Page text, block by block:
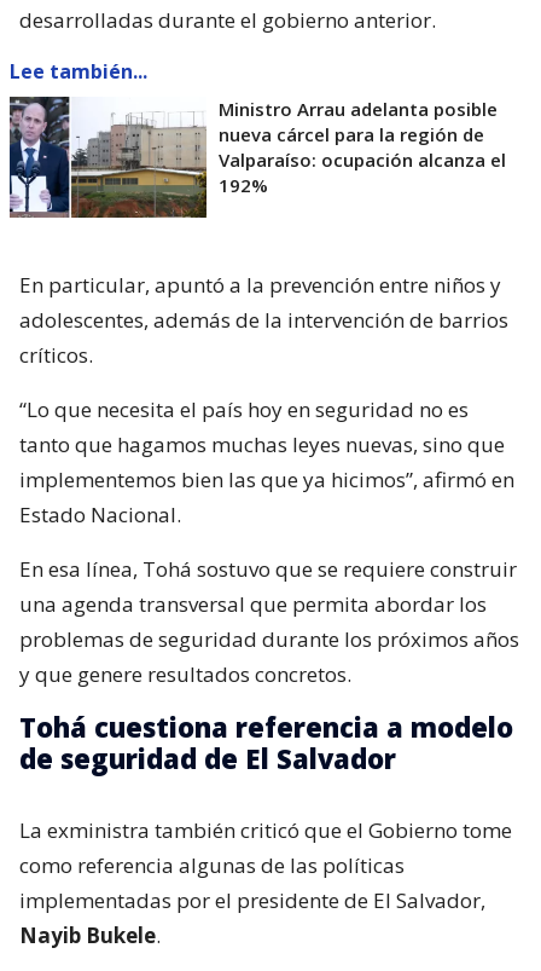
desarrolladas durante el gobierno anterior.
Lee también...
Ministro Arrau adelanta posible
nueva cárcel para la región de
Valparaíso: ocupación alcanza el
192%
En particular, apuntó a la prevención entre niños y
adolescentes, además de la intervención de barrios
críticos.
“Lo que necesita el país hoy en seguridad no es
tanto que hagamos muchas leyes nuevas, sino que
implementemos bien las que ya hicimos”, afirmó en
Estado Nacional.
En esa línea, Tohá sostuvo que se requiere construir
una agenda transversal que permita abordar los
problemas de seguridad durante los próximos años
y que genere resultados concretos.
Tohá cuestiona referencia a modelo
de seguridad de El Salvador
La exministra también criticó que el Gobierno tome
como referencia algunas de las políticas
implementadas por el presidente de El Salvador,
Nayib Bukele.